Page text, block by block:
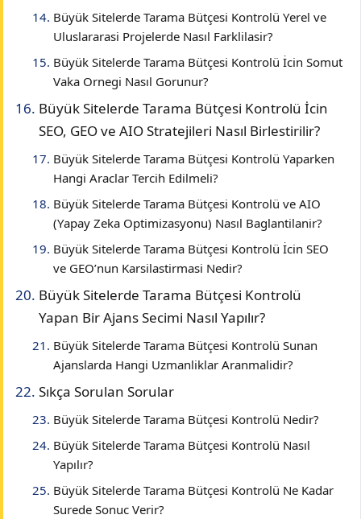
Büyük Sitelerde Tarama Bütçesi Kontrolü Yerel ve
Uluslararasi Projelerde Nasıl Farklilasir?
Büyük Sitelerde Tarama Bütçesi Kontrolü İcin Somut
Vaka Ornegi Nasıl Gorunur?
Büyük Sitelerde Tarama Bütçesi Kontrolü İcin
SEO, GEO ve AIO Stratejileri Nasıl Birlestirilir?
Büyük Sitelerde Tarama Bütçesi Kontrolü Yaparken
Hangi Araclar Tercih Edilmeli?
Büyük Sitelerde Tarama Bütçesi Kontrolü ve AIO
(Yapay Zeka Optimizasyonu) Nasıl Baglantilanir?
Büyük Sitelerde Tarama Bütçesi Kontrolü İcin SEO
ve GEO’nun Karsilastirmasi Nedir?
Büyük Sitelerde Tarama Bütçesi Kontrolü
Yapan Bir Ajans Secimi Nasıl Yapılır?
Büyük Sitelerde Tarama Bütçesi Kontrolü Sunan
Ajanslarda Hangi Uzmanliklar Aranmalidir?
Sıkça Sorulan Sorular
Büyük Sitelerde Tarama Bütçesi Kontrolü Nedir?
Büyük Sitelerde Tarama Bütçesi Kontrolü Nasıl
Yapılır?
Büyük Sitelerde Tarama Bütçesi Kontrolü Ne Kadar
Surede Sonuc Verir?